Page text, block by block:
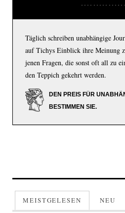
Täglich schreiben unabhängige
auf Tichys Einblick ihre Meinung
jenen Fragen, die sonst oft all zu
den Teppich gekehrt werden.
DEN PREIS FÜR
BESTIMMEN SIE.
MEISTGELESEN NEU